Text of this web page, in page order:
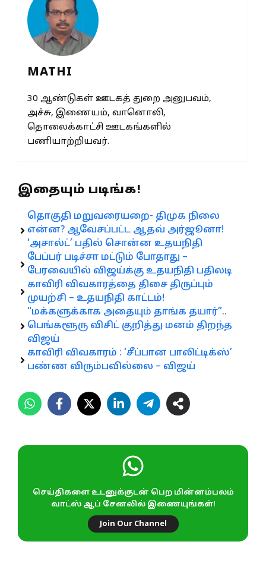
MATHI
30 ஆண்டுகள் ஊடகத் துறை அனுபவம்,
அச்சு, இணையம், வானொலி,
தொலைக்காட்சி ஊடகங்களில்
பணியாற்றியவர்.
இதையும் படிங்க!
தொகுதி மறுவரையறை- திமுக நிலை
என்ன? ஆவேசப்பட்ட ஆதவ் அர்ஜூனா!
‘அசால்ட்’ பதில் சொன்ன உதயநிதி
பேப்பர் படிச்சா மட்டும் போதாது –
பேரவையில் விஜய்க்கு உதயநிதி பதிலடி
காவிரி விவகாரத்தை திசை திருப்பும்
முயற்சி – உதயநிதி காட்டம்!
“மக்களுக்காக அதையும் தாங்க தயார்”..
பெங்களூரு விசிட் குறித்து மனம் திறந்த
விஜய்
காவிரி விவகாரம் : ‘சீப்பான பாலிட்டிக்ஸ்’
பண்ண விரும்பவில்லை – விஜய்
செய்திகளை உடனுக்குடன் பெற மின்னம்பலம்
வாட்ஸ் ஆப் சேனலில் இணையுங்கள்!
Join Our Channel